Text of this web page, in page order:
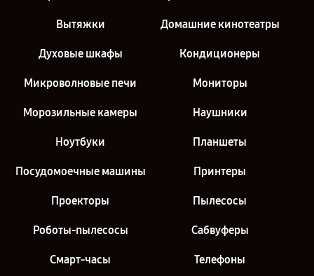
Вытяжки Домашние кинотеатры
Духовые шкафы Кондиционеры
Микроволновые печи Мониторы
Морозильные камеры Наушники
Ноутбуки Планшеты
Посудомоечные машины Принтеры
Проекторы Пылесосы
Роботы-пылесосы Сабвуферы
Смарт-часы Телефоны